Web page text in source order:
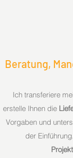
Beratung,
Ich transferiere
erstelle Ihnen die
Vorgaben und
der